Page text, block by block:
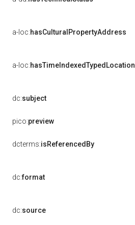
a-loc:hasCulturalPropertyAddress
a-loc:hasTimeIndexedTypedLocation
dc:subject
pico:preview
dcterms:isReferencedBy
dc:format
dc:source